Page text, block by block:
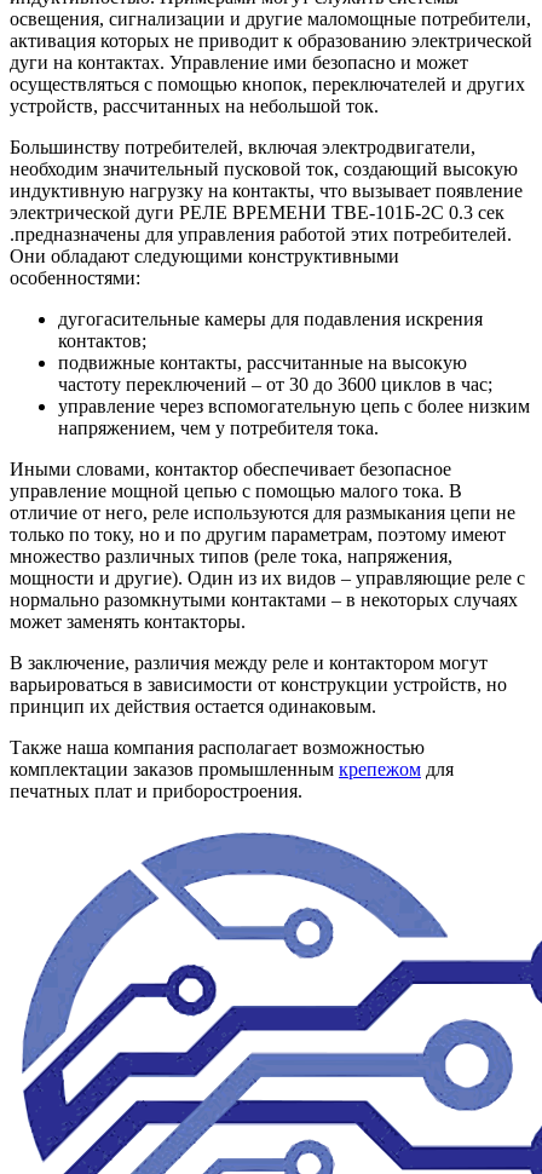
освещения, сигнализации и другие маломощные потребители,
активация которых не приводит к образованию электрической
дуги на контактах. Управление ими безопасно и может
осуществляться с помощью кнопок, переключателей и других
устройств, рассчитанных на небольшой ток.
Большинству потребителей, включая электродвигатели,
необходим значительный пусковой ток, создающий высокую
индуктивную нагрузку на контакты, что вызывает появление
электрической дуги РЕЛЕ ВРЕМЕНИ ТВЕ-101Б-2С 0.3 сек
.предназначены для управления работой этих потребителей.
Они обладают следующими конструктивными
особенностями:
дугогасительные камеры для подавления искрения
контактов;
подвижные контакты, рассчитанные на высокую
частоту переключений – от 30 до 3600 циклов в час;
управление через вспомогательную цепь с более низким
напряжением, чем у потребителя тока.
Иными словами, контактор обеспечивает безопасное
управление мощной цепью с помощью малого тока. В
отличие от него, реле используются для размыкания цепи не
только по току, но и по другим параметрам, поэтому имеют
множество различных типов (реле тока, напряжения,
мощности и другие). Один из их видов – управляющие реле с
нормально разомкнутыми контактами – в некоторых случаях
может заменять контакторы.
В заключение, различия между реле и контактором могут
варьироваться в зависимости от конструкции устройств, но
принцип их действия остается одинаковым.
Также наша компания располагает возможностью
комплектации заказов промышленным крепежом для
печатных плат и приборостроения.